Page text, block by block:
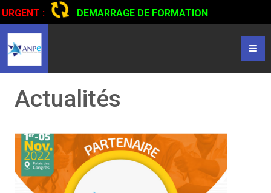
URGENT :
DEMARRAGE DE FORMATION
CERTIFIANTE EN CONDUITE DE CAMIONS...CLIQUER POUR
LIRE
Actualités